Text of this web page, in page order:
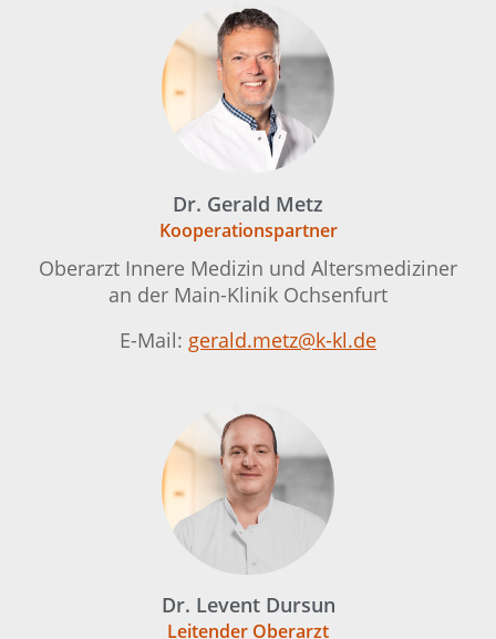
Dr. Gerald Metz
Kooperationspartner
Oberarzt Innere Medizin und Altersmediziner
an der Main-Klinik Ochsenfurt
E-Mail: gerald.metz@k-kl.de
Dr. Levent Dursun
Leitender Oberarzt